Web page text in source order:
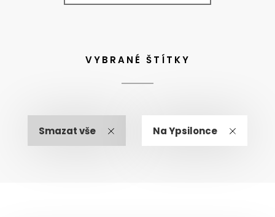
VYBRANÉ ŠTÍTKY
Smazat vše Na Ypsilonce